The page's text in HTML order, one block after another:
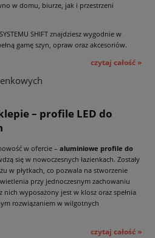
w domu, biurze, jak i przestrzeni
SHIFT znajdziesz wygodnie w
gamę szyn, opraw oraz akcesoriów.
czytaj całość »
– profile LED do
w ofercie – aluminiowe profile do
się w nowoczesnych łazienkach. Zostały
w płytkach, co pozwala na stworzenie
przy jednoczesnym zachowaniu
wyposażony jest w klosz oraz spełnia
rozwiązaniem w wilgotnych
czytaj całość »